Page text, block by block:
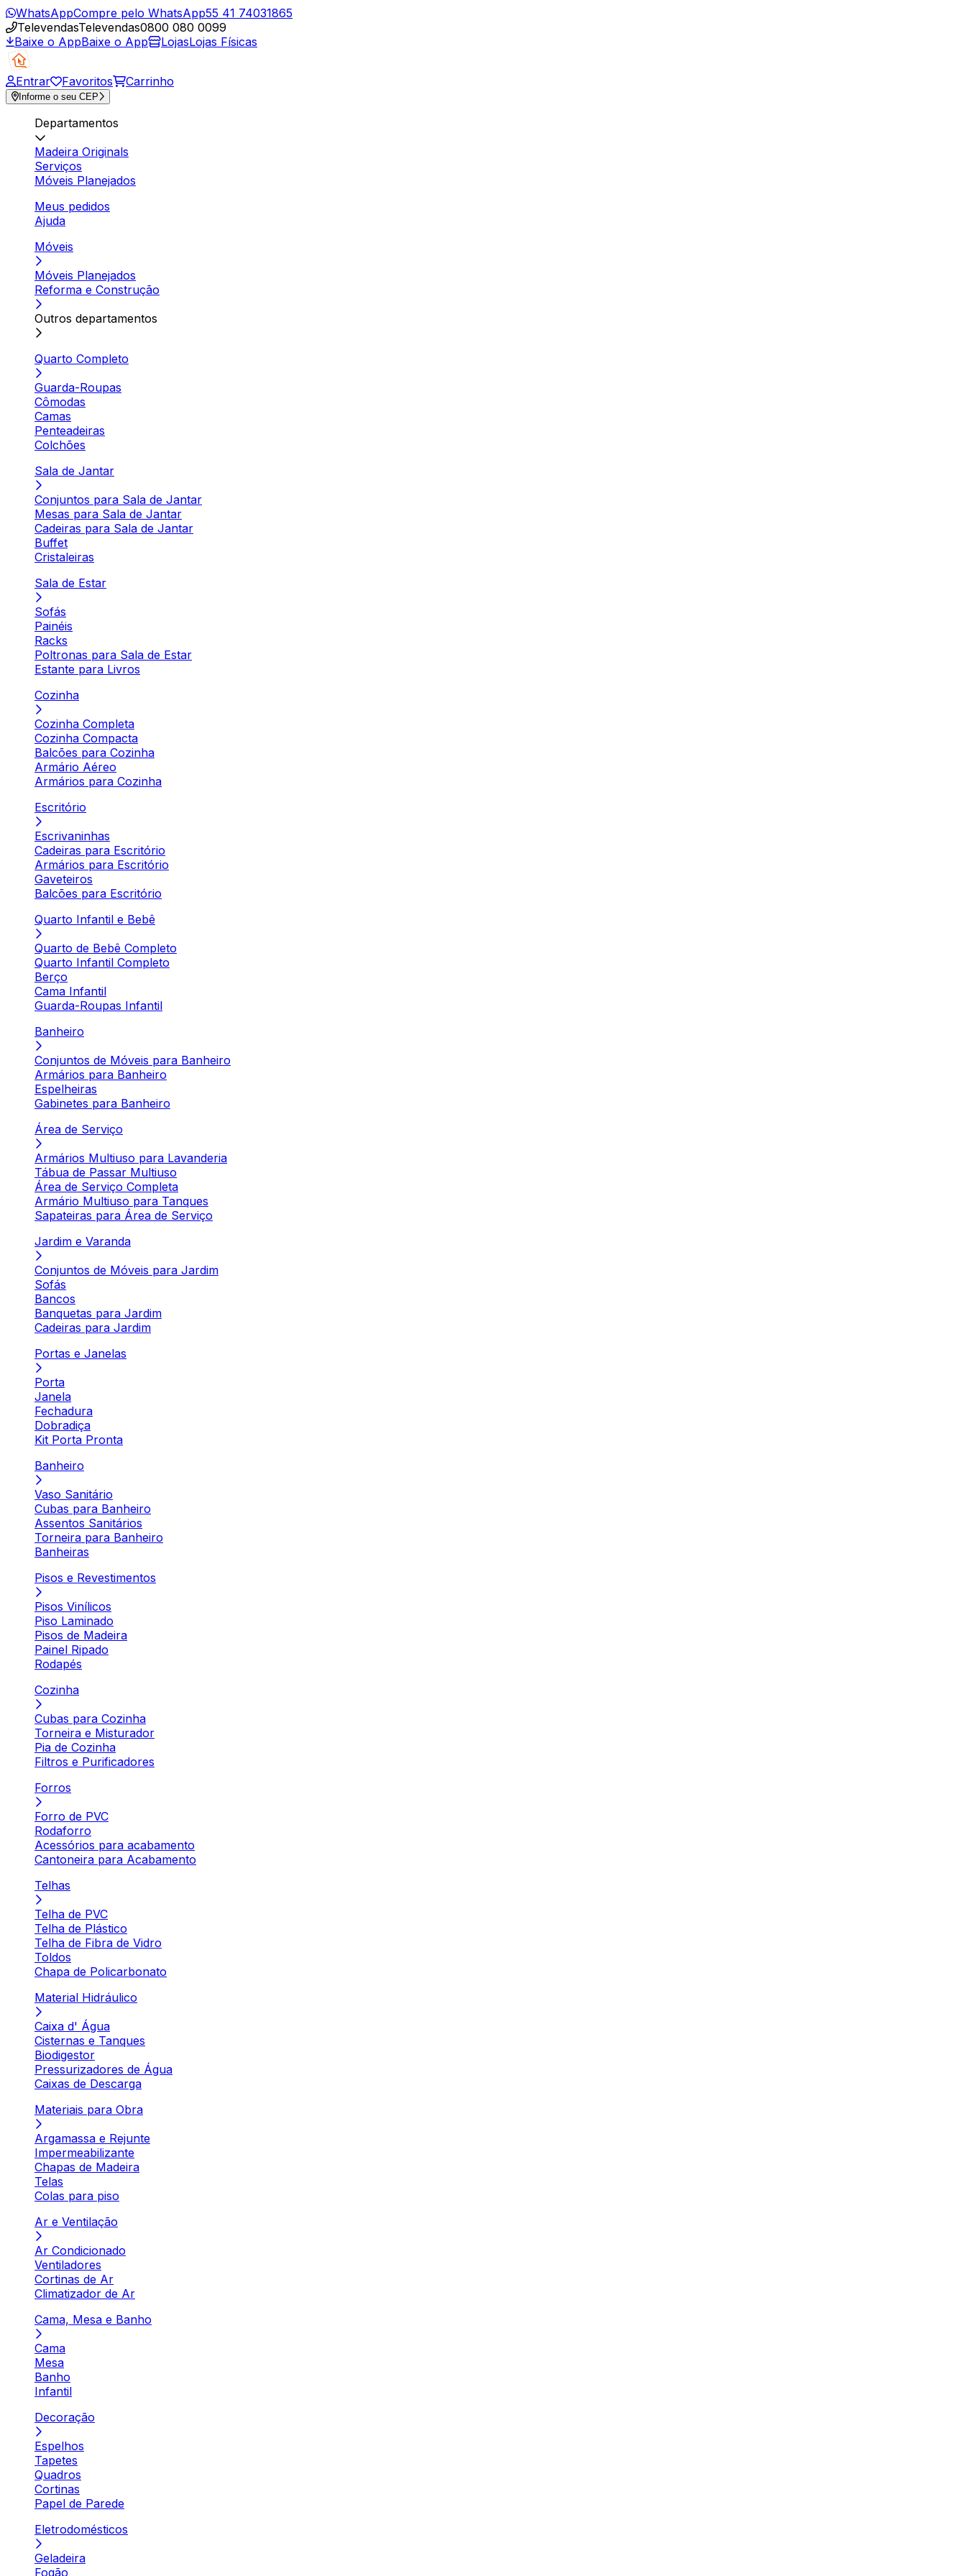
WhatsAppCompre pelo WhatsApp55 41 74031865
TelevendasTelevendas0800 080 0099
Baixe o AppBaixe o App LojasLojas Físicas
Entrar Favoritos Carrinho
Informe o seu CEP
Departamentos
Madeira Originals
Serviços
Móveis Planejados
Meus pedidos
Ajuda
Móveis
Móveis Planejados
Reforma e Construção
Outros departamentos
Quarto Completo
Guarda-Roupas
Cômodas
Camas
Penteadeiras
Colchões
Sala de Jantar
Conjuntos para Sala de Jantar
Mesas para Sala de Jantar
Cadeiras para Sala de Jantar
Buffet
Cristaleiras
Sala de Estar
Sofás
Painéis
Racks
Poltronas para Sala de Estar
Estante para Livros
Cozinha
Cozinha Completa
Cozinha Compacta
Balcões para Cozinha
Armário Aéreo
Armários para Cozinha
Escritório
Escrivaninhas
Cadeiras para Escritório
Armários para Escritório
Gaveteiros
Balcões para Escritório
Quarto Infantil e Bebê
Quarto de Bebê Completo
Quarto Infantil Completo
Berço
Cama Infantil
Guarda-Roupas Infantil
Banheiro
Conjuntos de Móveis para Banheiro
Armários para Banheiro
Espelheiras
Gabinetes para Banheiro
Área de Serviço
Armários Multiuso para Lavanderia
Tábua de Passar Multiuso
Área de Serviço Completa
Armário Multiuso para Tanques
Sapateiras para Área de Serviço
Jardim e Varanda
Conjuntos de Móveis para Jardim
Sofás
Bancos
Banquetas para Jardim
Cadeiras para Jardim
Portas e Janelas
Porta
Janela
Fechadura
Dobradiça
Kit Porta Pronta
Banheiro
Vaso Sanitário
Cubas para Banheiro
Assentos Sanitários
Torneira para Banheiro
Banheiras
Pisos e Revestimentos
Pisos Vinílicos
Piso Laminado
Pisos de Madeira
Painel Ripado
Rodapés
Cozinha
Cubas para Cozinha
Torneira e Misturador
Pia de Cozinha
Filtros e Purificadores
Forros
Forro de PVC
Rodaforro
Acessórios para acabamento
Cantoneira para Acabamento
Telhas
Telha de PVC
Telha de Plástico
Telha de Fibra de Vidro
Toldos
Chapa de Policarbonato
Material Hidráulico
Caixa d' Água
Cisternas e Tanques
Biodigestor
Pressurizadores de Água
Caixas de Descarga
Materiais para Obra
Argamassa e Rejunte
Impermeabilizante
Chapas de Madeira
Telas
Colas para piso
Ar e Ventilação
Ar Condicionado
Ventiladores
Cortinas de Ar
Climatizador de Ar
Cama, Mesa e Banho
Cama
Mesa
Banho
Infantil
Decoração
Espelhos
Tapetes
Quadros
Cortinas
Papel de Parede
Eletrodomésticos
Geladeira
Fogão